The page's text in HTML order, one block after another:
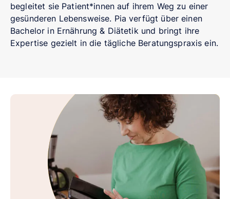
begleitet sie Patient*innen auf ihrem Weg zu einer
gesünderen Lebensweise. Pia verfügt über einen
Bachelor in Ernährung & Diätetik und bringt ihre
Expertise gezielt in die tägliche Beratungspraxis ein.